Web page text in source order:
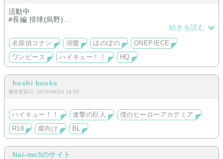
活動中
#長編 排球(烏野)
冬眠中
#長編 探偵(新一)、海賊
御都合主義とか多いです
心が空より広く海より深い人とか性癖会う人とか読んでくださ
い(๑╹ω╹๑ )
続きを読む
名探偵コナン 溺愛 ほのぼの
ONEPIECE
ワンピース
ハイキュー！！ HQ
hoshi books
最終更新日: 2018/08/24 18:50
ハイキュー！！ 進撃の巨人
僕のヒーローアカデミア
R18
腐向け BL
Nai-mo5のサイト